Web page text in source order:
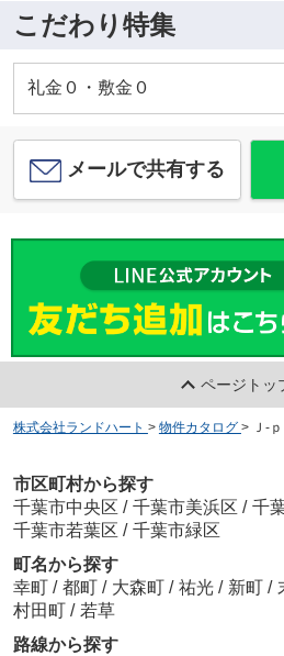
こだわり特集
礼金０・敷金０
メールで共有する
ページトッ
株式会社ランドハート > 物件カタログ > Ｊ-
市区町村から探す
千葉市中央区 / 千葉市美浜区 / 千
千葉市若葉区 / 千葉市緑区
町名から探す
幸町 / 都町 / 大森町 / 祐光 / 新町 /
村田町 / 若草
路線から探す